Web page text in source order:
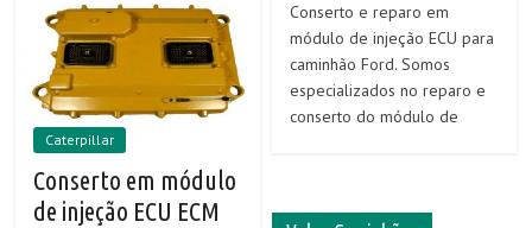
Caterpillar
Conserto em módulo
de injeção ECU ECM
Conserto e reparo em
módulo de injeção ECU para
caminhão Ford. Somos
especializados no reparo e
conserto do módulo de